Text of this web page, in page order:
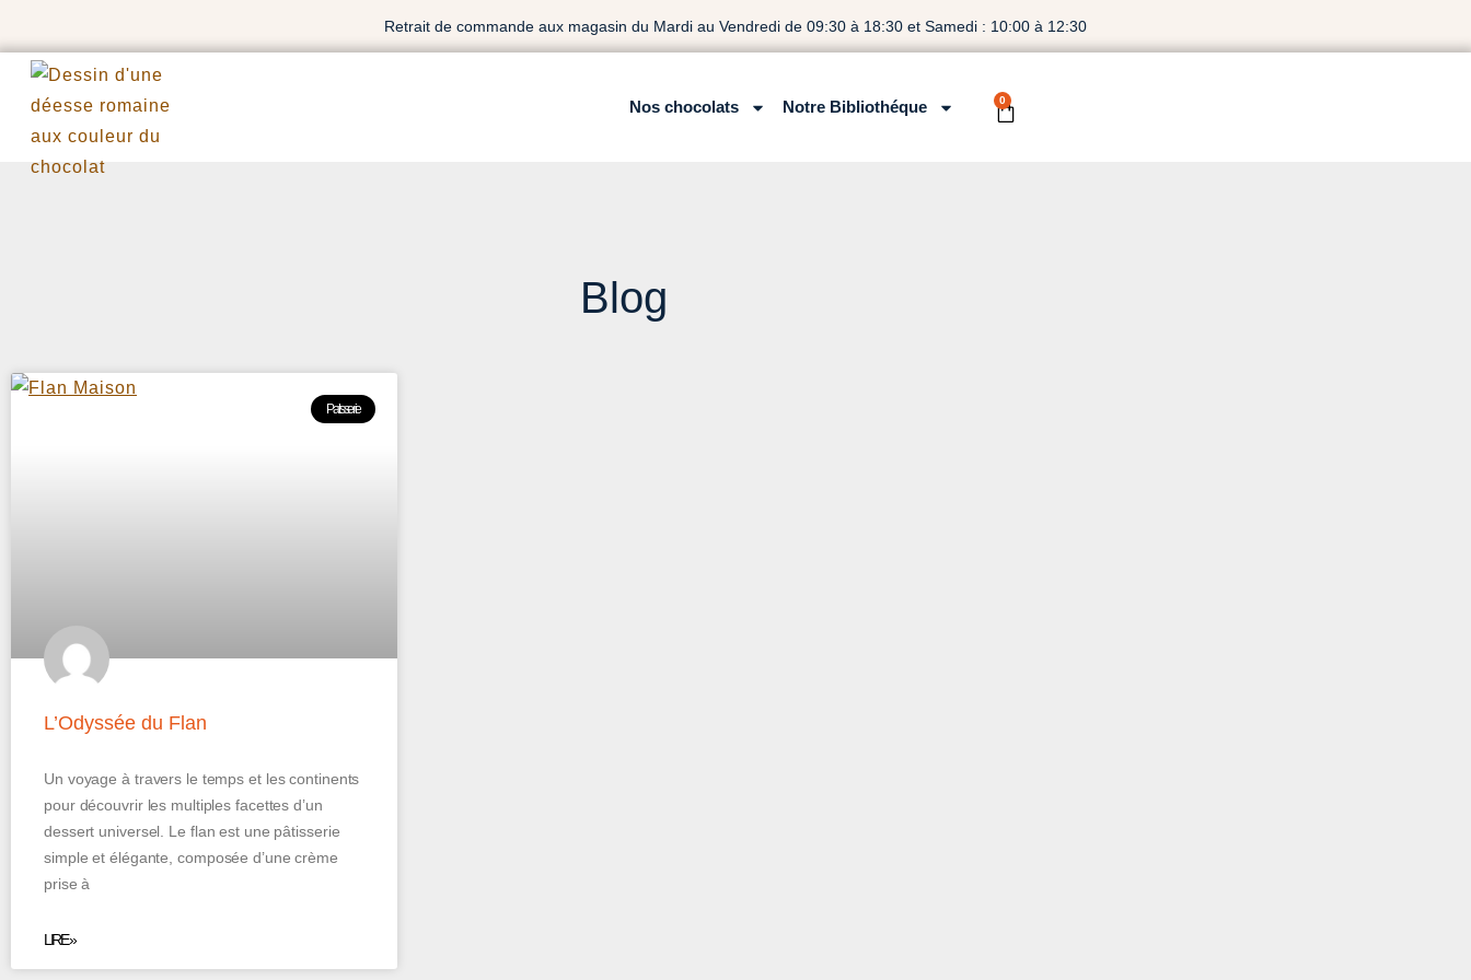
Retrait de commande aux magasin du Mardi au Vendredi de 09:30 à 18:30 et Samedi : 10:00 à 12:30
Nos chocolats Notre Bibliothéque 0
Blog
Patisserie
L’Odyssée du Flan
Un voyage à travers le temps et les continents
pour découvrir les multiples facettes d’un
dessert universel. Le flan est une pâtisserie
simple et élégante, composée d’une crème
prise à
LIRE »